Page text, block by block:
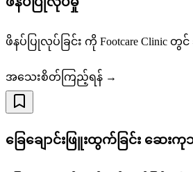
ဖိနပ်ပြုလုပ်ခြင်း ကို Footcare
အသေးစိတ်ကြည့်ရန် →
ခြေချောင်းဖြူးထွက်ခြင်း ဆေးကု